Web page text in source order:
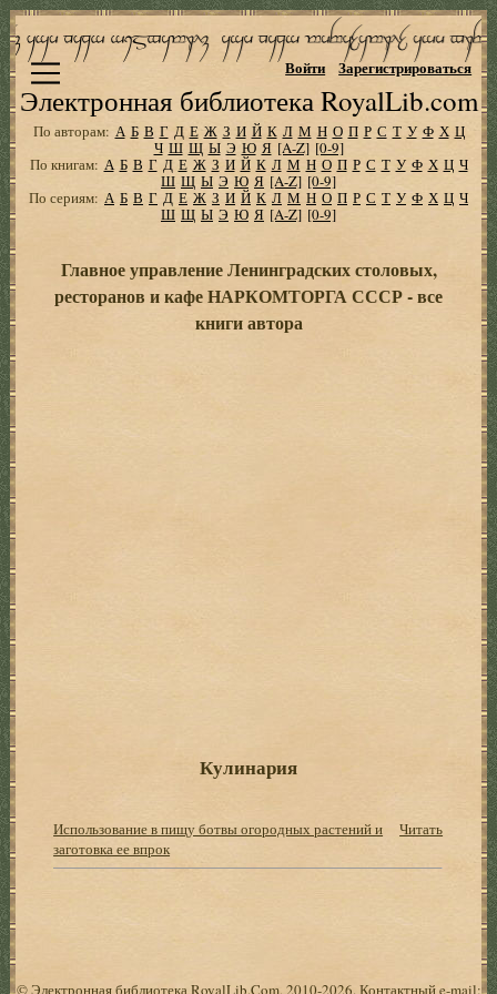
Электронная библиотека RoyalLib.com
Войти Зарегистрироваться
По авторам: А Б В Г Д Е Ж З И Й К Л М Н О П Р С Т У Ф Х Ц
Ч Ш Щ Ы Э Ю Я [A-Z] [0-9]
По книгам: А Б В Г Д Е Ж З И Й К Л М Н О П Р С Т У Ф Х Ц Ч
Ш Щ Ы Э Ю Я [A-Z] [0-9]
По сериям: А Б В Г Д Е Ж З И Й К Л М Н О П Р С Т У Ф Х Ц Ч
Ш Щ Ы Э Ю Я [A-Z] [0-9]
Главное управление Ленинградских столовых,
ресторанов и кафе НАРКОМТОРГА СССР - все
книги автора
Кулинария
Использование в пищу ботвы огородных растений и
заготовка ее впрок
Читать
© Электронная библиотека RoyalLib.Com, 2010-2026. Контактный e-mail: